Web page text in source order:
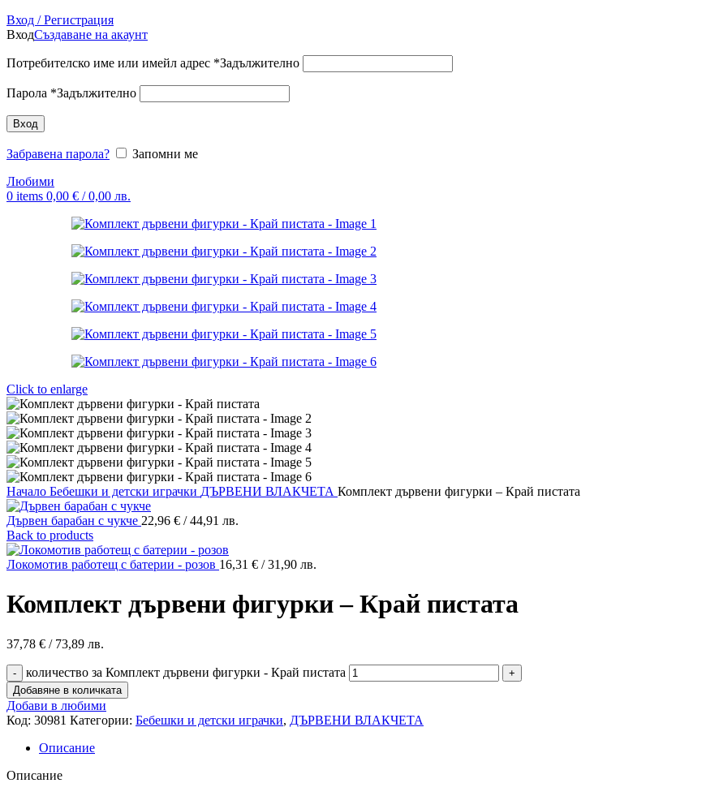
Вход / Регистрация
ВходСъздаване на акаунт
Потребителско име или имейл адрес *Задължително
Парола *Задължително
Вход
Забравена парола?
Запомни ме
Любими
0 items 0,00 € / 0,00 лв.
Click to enlarge
Начало Бебешки и детски играчки ДЪРВЕНИ ВЛАКЧЕТА Комплект дървени фигурки – Край пистата
Дървен барабан с чукче 22,96 € / 44,91 лв.
Back to products
Локомотив работещ с батерии - розов 16,31 € / 31,90 лв.
Комплект дървени фигурки – Край пистата
37,78 € / 73,89 лв.
количество за Комплект дървени фигурки - Край пистата
Добавяне в количката
Добави в любими
Код: 30981 Категории: Бебешки и детски играчки, ДЪРВЕНИ ВЛАКЧЕТА
Описание
Описание